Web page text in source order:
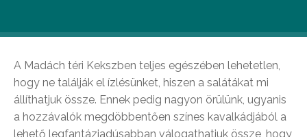
A Madách téri Kekszben teljes egészében lehetetlen,
hogy ne találják el ízlésünket, hiszen a salátákat mi
állíthatjuk össze. Ennek pedig nagyon örülünk, ugyanis
a hozzávalók megdöbbentően színes kavalkádjából a
lehető legfantáziadúsabban válogathatjuk össze, hogy